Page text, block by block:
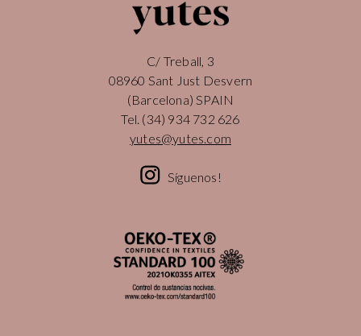
C/ Treball, 3
08960 Sant Just Desvern
(Barcelona) SPAIN
Tel. (34) 934 732 626
yutes@yutes.com
Síguenos!